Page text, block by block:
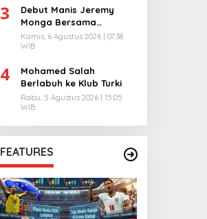
3
Debut Manis Jeremy
Monga Bersama
Manchester City
Kamis, 6 Agustus 2026 | 07:38
WIB
4
Mohamed Salah
Berlabuh ke Klub Turki
Rabu, 5 Agustus 2026 | 15:05
WIB
FEATURES